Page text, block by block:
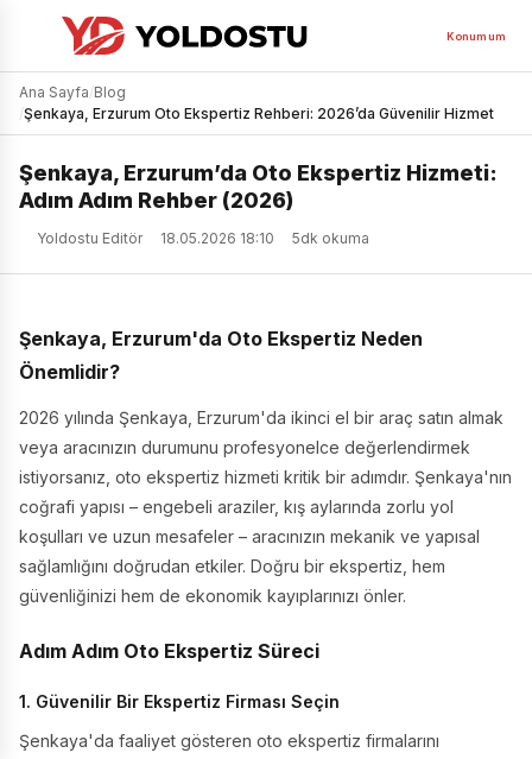
Konumum
Ana Sayfa/Blog
/Şenkaya, Erzurum Oto Ekspertiz Rehberi: 2026’da Güvenilir Hizmet
Şenkaya, Erzurum’da Oto Ekspertiz Hizmeti:
Adım Adım Rehber (2026)
Yoldostu Editör 18.05.2026 18:10 5dk okuma
Şenkaya, Erzurum'da Oto Ekspertiz Neden
Önemlidir?
2026 yılında Şenkaya, Erzurum'da ikinci el bir araç satın almak
veya aracınızın durumunu profesyonelce değerlendirmek
istiyorsanız, oto ekspertiz hizmeti kritik bir adımdır. Şenkaya'nın
coğrafi yapısı – engebeli araziler, kış aylarında zorlu yol
koşulları ve uzun mesafeler – aracınızın mekanik ve yapısal
sağlamlığını doğrudan etkiler. Doğru bir ekspertiz, hem
güvenliğinizi hem de ekonomik kayıplarınızı önler.
Adım Adım Oto Ekspertiz Süreci
1. Güvenilir Bir Ekspertiz Firması Seçin
Şenkaya'da faaliyet gösteren oto ekspertiz firmalarını